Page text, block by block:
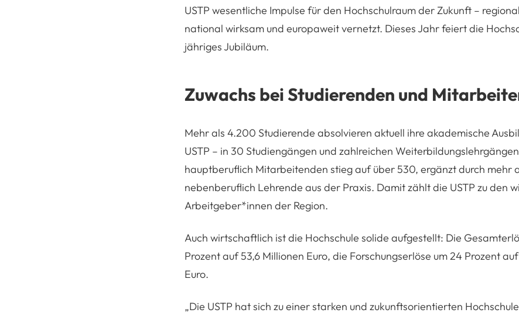
USTP wesentliche Impulse für den Hochschulraum der Zukunft –
national wirksam und europaweit vernetzt. Dieses Jahr feiert die
jähriges Jubiläum.
Zuwachs bei Studierenden und
Mehr als 4.200 Studierende absolvieren aktuell ihre akademische
USTP – in 30 Studiengängen und zahlreichen
hauptberuflich Mitarbeitenden stieg auf über 530, ergänzt durch mehr
nebenberuflich Lehrende aus der Praxis. Damit zählt die USTP zu den
Arbeitgeber*innen der Region.
Auch wirtschaftlich ist die Hochschule solide aufgestellt: Die
Prozent auf 53,6 Millionen Euro, die Forschungserlöse um 24 Prozent
Euro.
„Die USTP hat sich zu einer starken und zukunftsorientierten